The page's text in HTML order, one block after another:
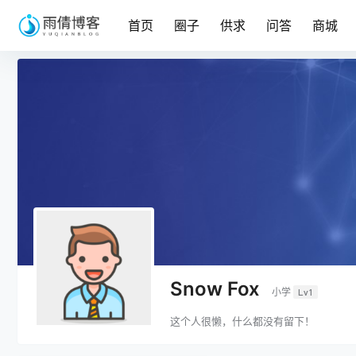
首页 圈子 供求 问答 商城
Snow Fox 小学 Lv1
这个人很懒，什么都没有留下！